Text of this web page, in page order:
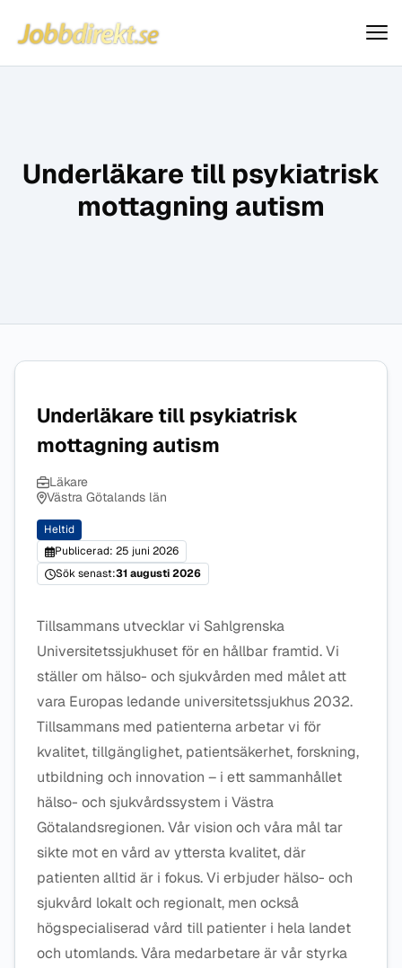
Hoppa till innehåll
Jobbdirekt
Underläkare till psykiatrisk
mottagning autism
Underläkare till psykiatrisk
mottagning autism
Läkare
Västra Götalands län
Heltid
Publicerad: 25 juni 2026
Sök senast:31 augusti 2026
Tillsammans utvecklar vi Sahlgrenska
Universitetssjukhuset för en hållbar framtid. Vi
ställer om hälso- och sjukvården med målet att
vara Europas ledande universitetssjukhus 2032.
Tillsammans med patienterna arbetar vi för
kvalitet, tillgänglighet, patientsäkerhet, forskning,
utbildning och innovation – i ett sammanhållet
hälso- och sjukvårdssystem i Västra
Götalandsregionen. Vår vision och våra mål tar
sikte mot en vård av yttersta kvalitet, där
patienten alltid är i fokus. Vi erbjuder hälso- och
sjukvård lokalt och regionalt, men också
högspecialiserad vård till patienter i hela landet
och utomlands. Våra medarbetare är vår styrka